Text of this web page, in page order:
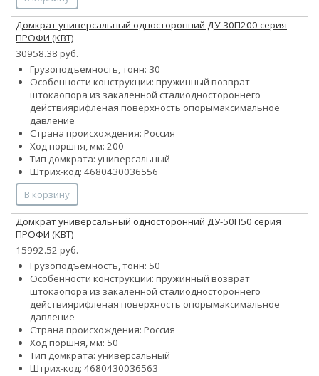
Домкрат универсальный односторонний ДУ-30П200 серия
ПРОФИ (КВТ)
30958.38 руб.
Грузоподъемность, тонн: 30
Особенности конструкции: пружинный возврат
штокаопора из закаленной сталиодностороннего
действиярифленая поверхность опорымаксимальное
давление
Страна происхождения: Россия
Ход поршня, мм: 200
Тип домкрата: универсальный
Штрих-код: 4680430036556
В корзину
Домкрат универсальный односторонний ДУ-50П50 серия
ПРОФИ (КВТ)
15992.52 руб.
Грузоподъемность, тонн: 50
Особенности конструкции: пружинный возврат
штокаопора из закаленной сталиодностороннего
действиярифленая поверхность опорымаксимальное
давление
Страна происхождения: Россия
Ход поршня, мм: 50
Тип домкрата: универсальный
Штрих-код: 4680430036563